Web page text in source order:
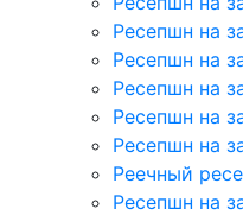
Ресепшн на
Ресепшн на
Ресепшн на
Ресепшн на
Ресепшн на
Реечный
Ресепшн на